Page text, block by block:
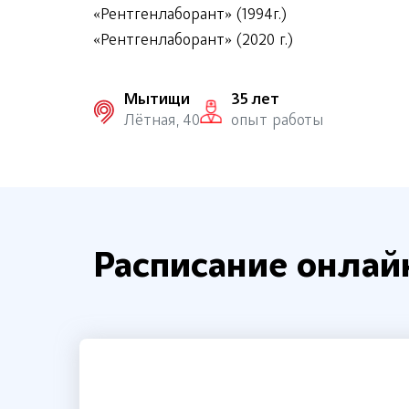
«Рентгенлаборант» (1994г.)
«Рентгенлаборант» (2020 г.)
Мытищи
Лётная, 40
35 лет
опыт работы
Расписание